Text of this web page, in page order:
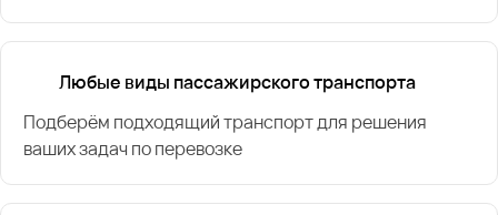
Любые виды пассажирского транспорта
Подберём подходящий транспорт для решения
ваших задач по перевозке